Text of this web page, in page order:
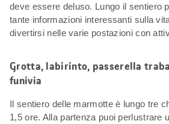
deve essere deluso. Lungo il sentiero
tante informazioni interessanti sulla
divertirsi nelle varie postazioni con
Grotta, labirinto, passerella
funivia
Il sentiero delle marmotte è lungo tre
1,5 ore. Alla partenza puoi perlustrare